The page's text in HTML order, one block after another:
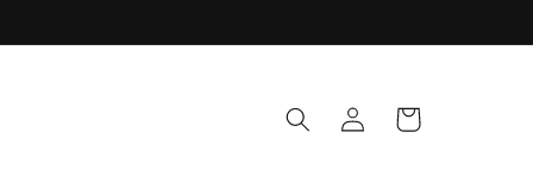
EinloggenWarenkorb